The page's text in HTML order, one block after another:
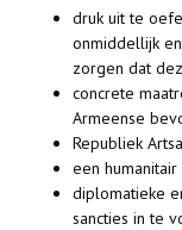
druk uit te
onmiddellijk
zorgen dat
concrete
Armeense
Republiek
een
diplomatieke
sancties in te